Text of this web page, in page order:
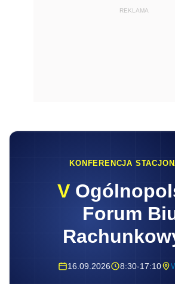
REKLAMA
KONFERENCJA
V
Forum
16.09.2026 8:30-17:10